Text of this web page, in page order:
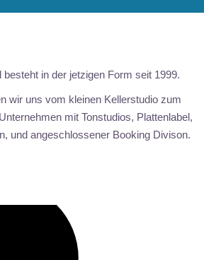
in der jetzigen Form seit 1999.
wir uns vom kleinen Kellerstudio zum
mit Tonstudios, Plattenlabel,
und angeschlossener Booking Divison.